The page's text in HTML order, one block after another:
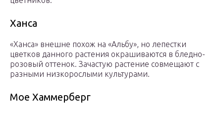
Ханса
«Ханса» внешне похож на «Альбу», но лепестки
цветков данного растения окрашиваются в бледно-
розовый оттенок. Зачастую растение совмещают с
разными низкорослыми культурами.
Мое Хаммерберг